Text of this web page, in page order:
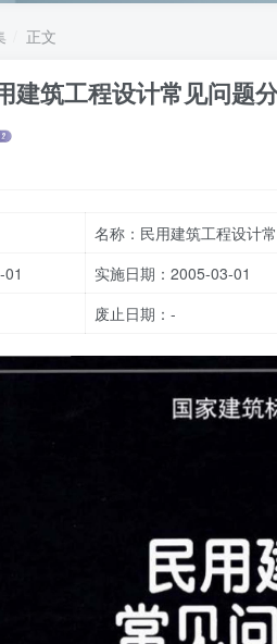
正文
建筑工程设计常见问题
名称：民用建筑工程设计
实施日期：2005-03-01
废止日期：-